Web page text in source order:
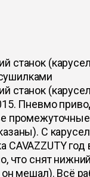
станок
станок
Пневмо
С
CAVAZZUTY
что снят
мешал). Всё